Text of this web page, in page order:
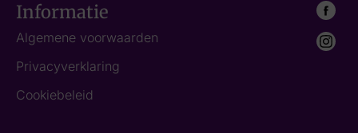
Informatie
Algemene voorwaarden
Privacyverklaring
Cookiebeleid